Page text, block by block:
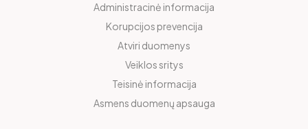
Administracinė informacija
Korupcijos prevencija
Atviri duomenys
Veiklos sritys
Teisinė informacija
Asmens duomenų apsauga